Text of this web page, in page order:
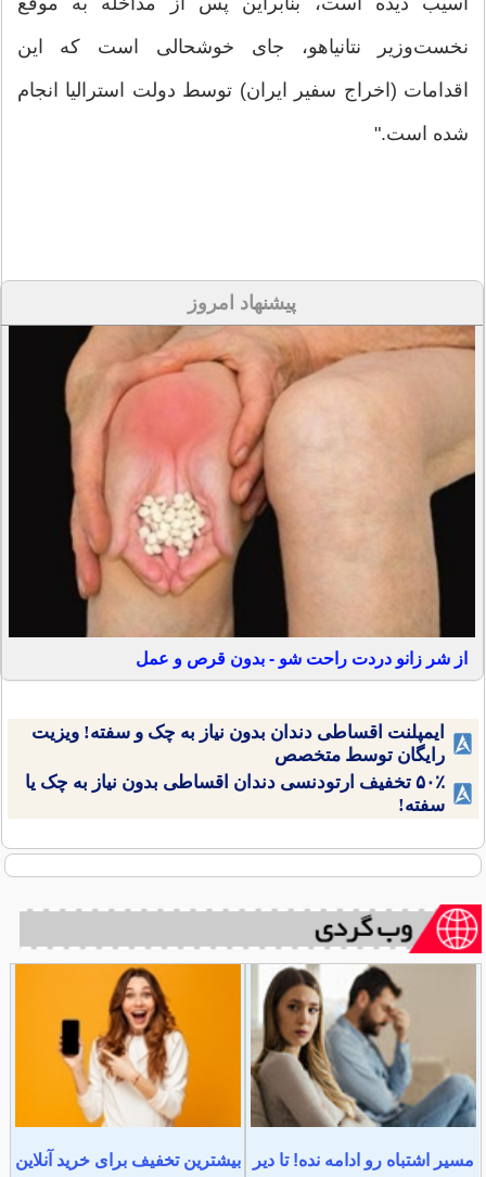
نخست‌وزیر نتانیاهو، جای خوشحالی است که این
اقدامات (اخراج سفیر ایران) توسط دولت استرالیا انجام
شده است."
پیشنهاد امروز
از شر زانو دردت راحت شو - بدون قرص و عمل
ایمپلنت اقساطی دندان بدون نیاز به چک و سفته! ویزیت
رایگان توسط متخصص
۵۰٪ تخفیف ارتودنسی دندان اقساطی بدون نیاز به چک یا
سفته!
مسیر اشتباه رو ادامه نده! تا دیر
بیشترین تخفیف برای خرید آنلاین